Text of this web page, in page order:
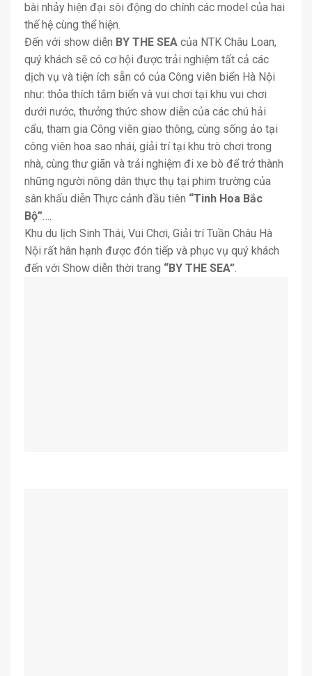
bài nhảy hiện đại sôi động do chính các model của hai
thế hệ cùng thể hiện.
Đến với show diễn BY THE SEA của NTK Châu Loan,
quý khách sẽ có cơ hội được trải nghiệm tất cả các
dịch vụ và tiện ích sẵn có của Công viên biển Hà Nội
như: thỏa thích tắm biển và vui chơi tại khu vui chơi
dưới nước, thưởng thức show diễn của các chú hải
cẩu, tham gia Công viên giao thông, cùng sống ảo tại
công viên hoa sao nhái, giải trí tại khu trò chơi trong
nhà, cùng thư giãn và trải nghiệm đi xe bò để trở thành
những người nông dân thực thụ tại phim trường của
sân khấu diễn Thực cảnh đầu tiên “Tinh Hoa Bắc
Bộ”….
Khu du lịch Sinh Thái, Vui Chơi, Giải trí Tuần Châu Hà
Nội rất hân hạnh được đón tiếp và phục vụ quý khách
đến với Show diễn thời trang “BY THE SEA”.